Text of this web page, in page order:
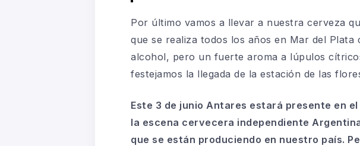
Por último vamos a llevar a nuestra cerveza
que se realiza todos los años en Mar del Plata
alcohol, pero un fuerte aroma a lúpulos
festejamos la llegada de la estación de las
Este 3 de junio Antares estará presente en
la escena cervecera independiente
que se están produciendo en nuestro país.